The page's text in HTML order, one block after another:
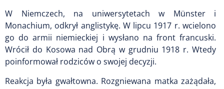
W Niemczech, na uniwersytetach w Münster i
Monachium, odkrył anglistykę. W lipcu 1917 r. wcielono
go do armii niemieckiej i wysłano na front francuski.
Wrócił do Kosowa nad Obrą w grudniu 1918 r. Wtedy
poinformował rodziców o swojej decyzji.
Reakcja była gwałtowna. Rozgniewana matka zażądała,